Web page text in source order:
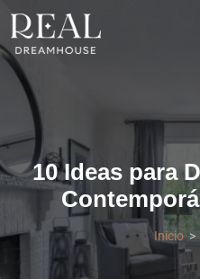
10 Ideas para
Inicio